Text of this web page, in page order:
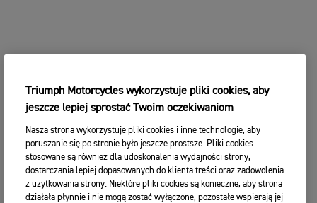
Triumph Motorcycles wykorzystuje pliki cookies, aby
jeszcze lepiej sprostać Twoim oczekiwaniom
Nasza strona wykorzystuje pliki cookies i inne technologie, aby
poruszanie się po stronie było jeszcze prostsze. Pliki cookies
stosowane są również dla udoskonalenia wydajności strony,
dostarczania lepiej dopasowanych do klienta treści oraz zadowolenia
z użytkowania strony. Niektóre pliki cookies są konieczne, aby strona
działała płynnie i nie mogą zostać wyłączone, pozostałe wspierają jej